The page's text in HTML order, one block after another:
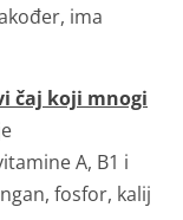
ima
čaj koji mnogi
A, B1 i
fosfor, kalij